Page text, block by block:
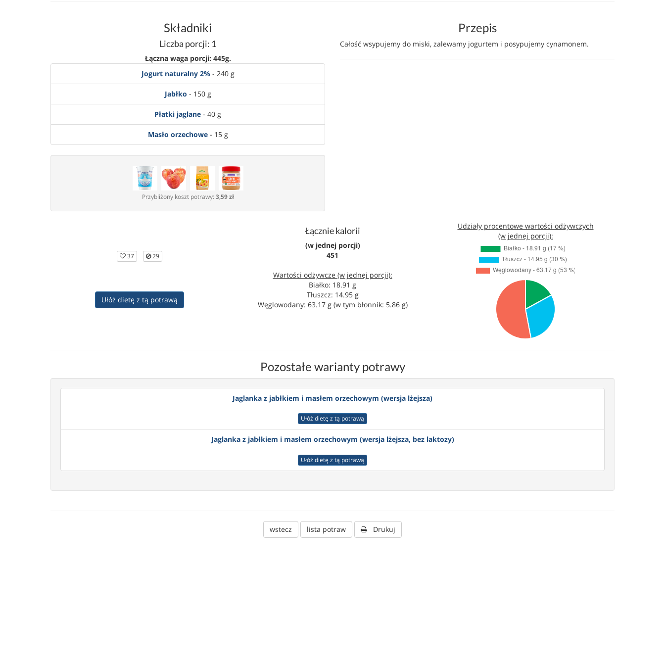
Składniki
Liczba porcji: 1
Łączna waga porcji: 445g.
Jogurt naturalny 2%- 240 g
Jabłko - 150 g
Płatki jaglane - 40 g
Masło orzechowe- 15 g
Przybliżony koszt potrawy:3,59 zł
Przepis
Całość wsypujemy do miski, zalewamy jogurtem i posypujemy cynamonem.
37 29
Ułóż dietę z tą potrawą
Łącznie kalorii
(w jednej porcji)
451
Wartości odżywcze (w jednej porcji):
Białko: 18.91 g
Tłuszcz: 14.95 g
Węglowodany: 63.17 g (w tym błonnik: 5.86 g)
Udziały procentowe wartości odżywczych
(w jednej porcji):
Pozostałe warianty potrawy
Jaglanka z jabłkiem i masłem orzechowym (wersja lżejsza)
Ułóż dietę z tą potrawą
Jaglanka z jabłkiem i masłem orzechowym (wersja lżejsza, bez laktozy)
Ułóż dietę z tą potrawą
wstecz lista potraw Drukuj